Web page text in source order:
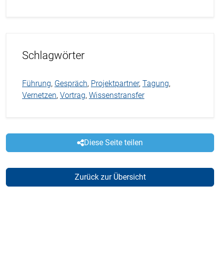
Schlagwörter
Führung, Gespräch, Projektpartner, Tagung,
Vernetzen, Vortrag, Wissenstransfer
Diese Seite teilen
Zurück zur Übersicht